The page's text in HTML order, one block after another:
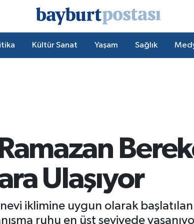
Kültür Sanat Yaşam Sağlık
Ulaşıyor
iklimine uygun olarak
ruhu en üst seviyede